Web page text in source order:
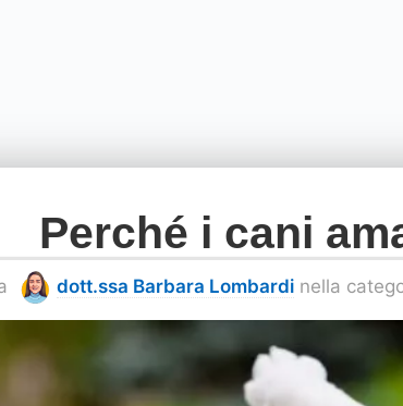
Perché i cani
dott.ssa Barbara Lombardi nella